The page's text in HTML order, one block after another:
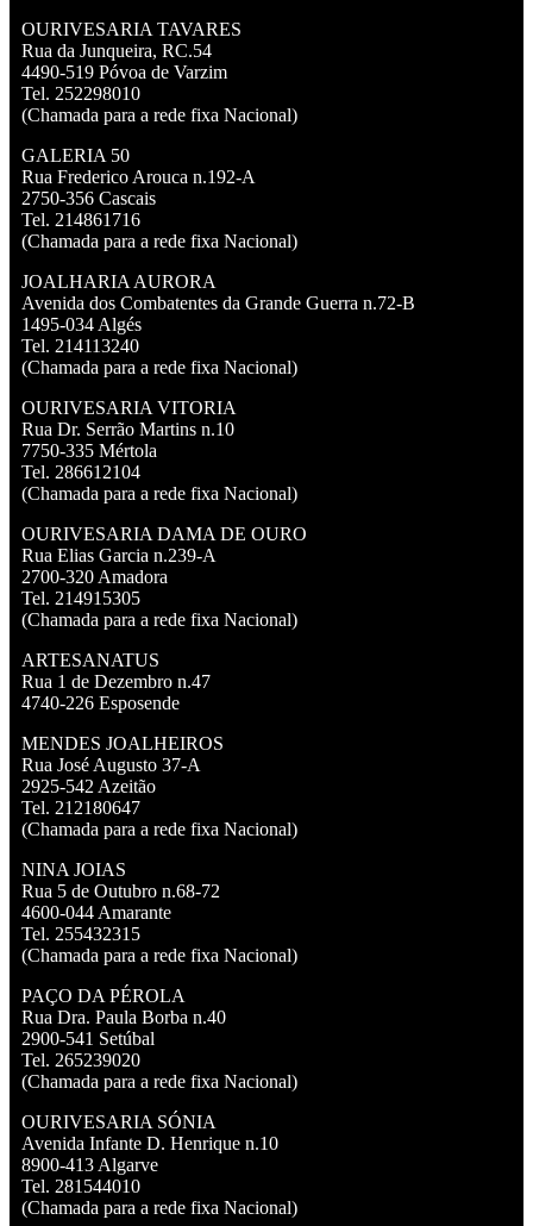
OURIVESARIA TAVARES
Rua da Junqueira, RC.54
4490-519 Póvoa de Varzim
Tel. 252298010
(Chamada para a rede fixa Nacional)
GALERIA 50
Rua Frederico Arouca n.192-A
2750-356 Cascais
Tel. 214861716
(Chamada para a rede fixa Nacional)
JOALHARIA AURORA
Avenida dos Combatentes da Grande Guerra n.72-B
1495-034 Algés
Tel. 214113240
(Chamada para a rede fixa Nacional)
OURIVESARIA VITORIA
Rua Dr. Serrão Martins n.10
7750-335 Mértola
Tel. 286612104
(Chamada para a rede fixa Nacional)
OURIVESARIA DAMA DE OURO
Rua Elias Garcia n.239-A
2700-320 Amadora
Tel. 214915305
(Chamada para a rede fixa Nacional)
ARTESANATUS
Rua 1 de Dezembro n.47
4740-226 Esposende
MENDES JOALHEIROS
Rua José Augusto 37-A
2925-542 Azeitão
Tel. 212180647
(Chamada para a rede fixa Nacional)
NINA JOIAS
Rua 5 de Outubro n.68-72
4600-044 Amarante
Tel. 255432315
(Chamada para a rede fixa Nacional)
PAÇO DA PÉROLA
Rua Dra. Paula Borba n.40
2900-541 Setúbal
Tel. 265239020
(Chamada para a rede fixa Nacional)
OURIVESARIA SÓNIA
Avenida Infante D. Henrique n.10
8900-413 Algarve
Tel. 281544010
(Chamada para a rede fixa Nacional)